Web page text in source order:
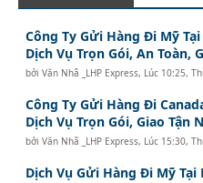
Công Ty Gửi Hàng Đi Mỹ
Dịch Vụ Trọn Gói, An Toàn,
bởiVăn Nhã _LHP Express, Lúc 10:25,
Công Ty Gửi Hàng Đi
Dịch Vụ Trọn Gói, Giao Tận
bởiVăn Nhã _LHP Express, Lúc 15:30,
Dịch Vụ Gửi Hàng Đi Mỹ